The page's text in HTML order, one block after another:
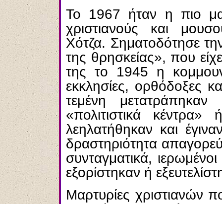
Το 1967 ήταν η πιο
χριστιανούς και
Χότζα. Σηματοδότησε
της θρησκείας», που
της το 1945 η
εκκλησίες, ορθόδοξες
τεμένη
«πολιτιστικά κέντρα»
λεηλατήθηκαν και
δραστηριότητα
συνταγματικά,
εξορίστηκαν ή
Μαρτυρίες χριστιανών